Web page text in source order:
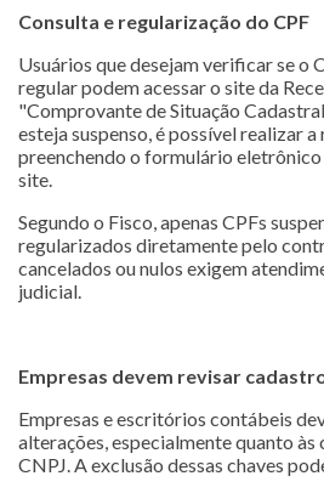
Consulta e regularização do CPF
Usuários que desejam verificar se o
regular podem acessar o site da
"Comprovante de Situação
esteja suspenso, é possível realizar
preenchendo o formulário
site.
Segundo o Fisco, apenas CPFs
regularizados diretamente pelo
cancelados ou nulos exigem
judicial.
Empresas devem revisar
Empresas e escritórios contábeis
alterações, especialmente quanto às
CNPJ. A exclusão dessas chaves